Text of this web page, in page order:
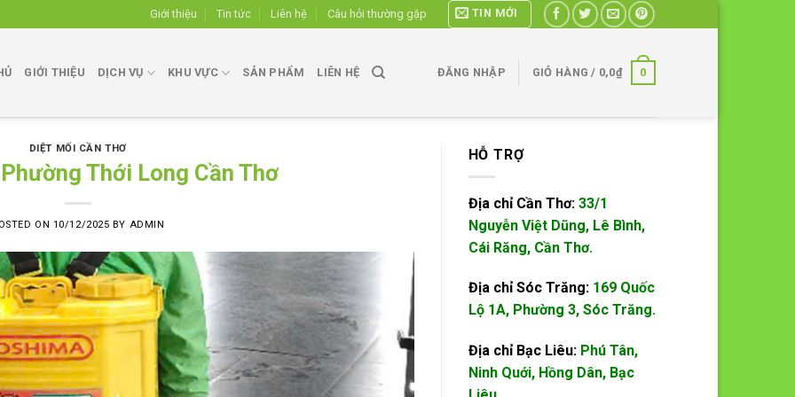
Giới thiệu Tin tức Liên hệ Câu hỏi thường gặp TIN MỚI
GIỚI THIỆU DỊCH VỤ KHU VỰC SẢN PHẨM LIÊN HỆ ĐĂNG NHẬP GIỎ HÀNG / 0,0₫ 0
DIỆT MỐI CẦN THƠ
Thới Long Cần Thơ
ON 10/12/2025 BY ADMIN
HỖ TRỢ
Địa chỉ Cần Thơ: 33/1
Nguyễn Việt Dũng, Lê Bình,
Cái Răng, Cần Thơ.
Địa chỉ Sóc Trăng: 169 Quốc
Lộ 1A, Phường 3, Sóc Trăng.
Địa chỉ Bạc Liêu: Phú Tân,
Ninh Quới, Hồng Dân, Bạc